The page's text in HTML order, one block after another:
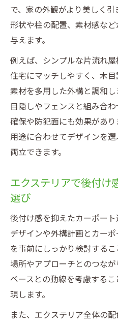
で、家の外観がより美しく
形状や柱の配置、素材感な
与えます。
例えば、シンプルな片流れ
住宅にマッチしやすく、木
素材を多用した外構と調和
目隠しやフェンスと組み合
確保や防犯面にも効果があ
用途に合わせてデザインを
両立できます。
エクステリアで後付け
選び
後付け感を抑えたカーポー
デザインや外構計画とカー
を事前にしっかり検討する
場所やアプローチとのつな
ペースとの動線を考慮する
現します。
また、エクステリア全体の